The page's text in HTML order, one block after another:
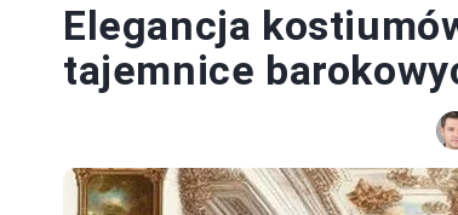
Elegancja
tajemnice